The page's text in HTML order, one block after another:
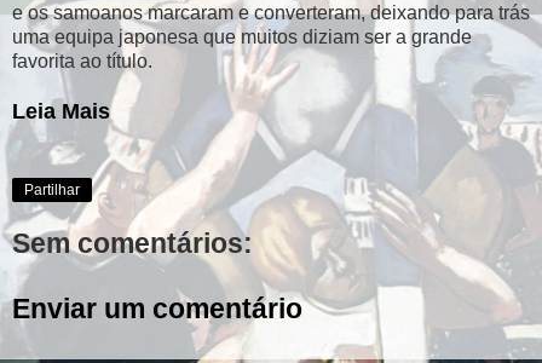
e os samoanos marcaram e converteram, deixando para trás
uma equipa japonesa que muitos diziam ser a grande
favorita ao título.
Leia Mais
Partilhar
Sem comentários:
Enviar um comentário